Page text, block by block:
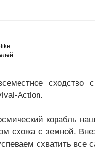
сходство с
Action.
корабль
схожа с земной.
схватить все